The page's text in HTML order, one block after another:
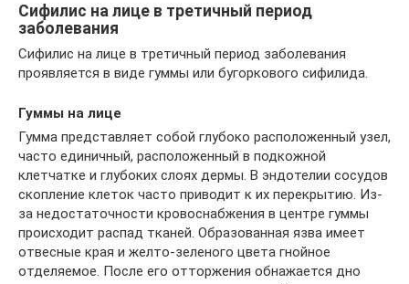
Сифилис на лице в третичный период
заболевания
Сифилис на лице в третичный период заболевания
проявляется в виде гуммы или бугоркового сифилида.
Гуммы на лице
Гумма представляет собой глубоко расположенный узел,
часто единичный, расположенный в подкожной
клетчатке и глубоких слоях дермы. В эндотелии сосудов
скопление клеток часто приводит к их перекрытию. Из-
за недостаточности кровоснабжения в центре гуммы
происходит распад тканей. Образованная язва имеет
отвесные края и желто-зеленого цвета гнойное
отделяемое. После его отторжения обнажается дно